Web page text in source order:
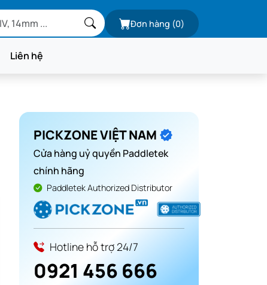
Đơn hàng (0)
Liên hệ
PICKZONE VIỆT NAM
Cửa hàng uỷ quyền Paddletek
chính hãng
Paddletek Authorized Distributor
Hotline hỗ trợ 24/7
0921 456 666